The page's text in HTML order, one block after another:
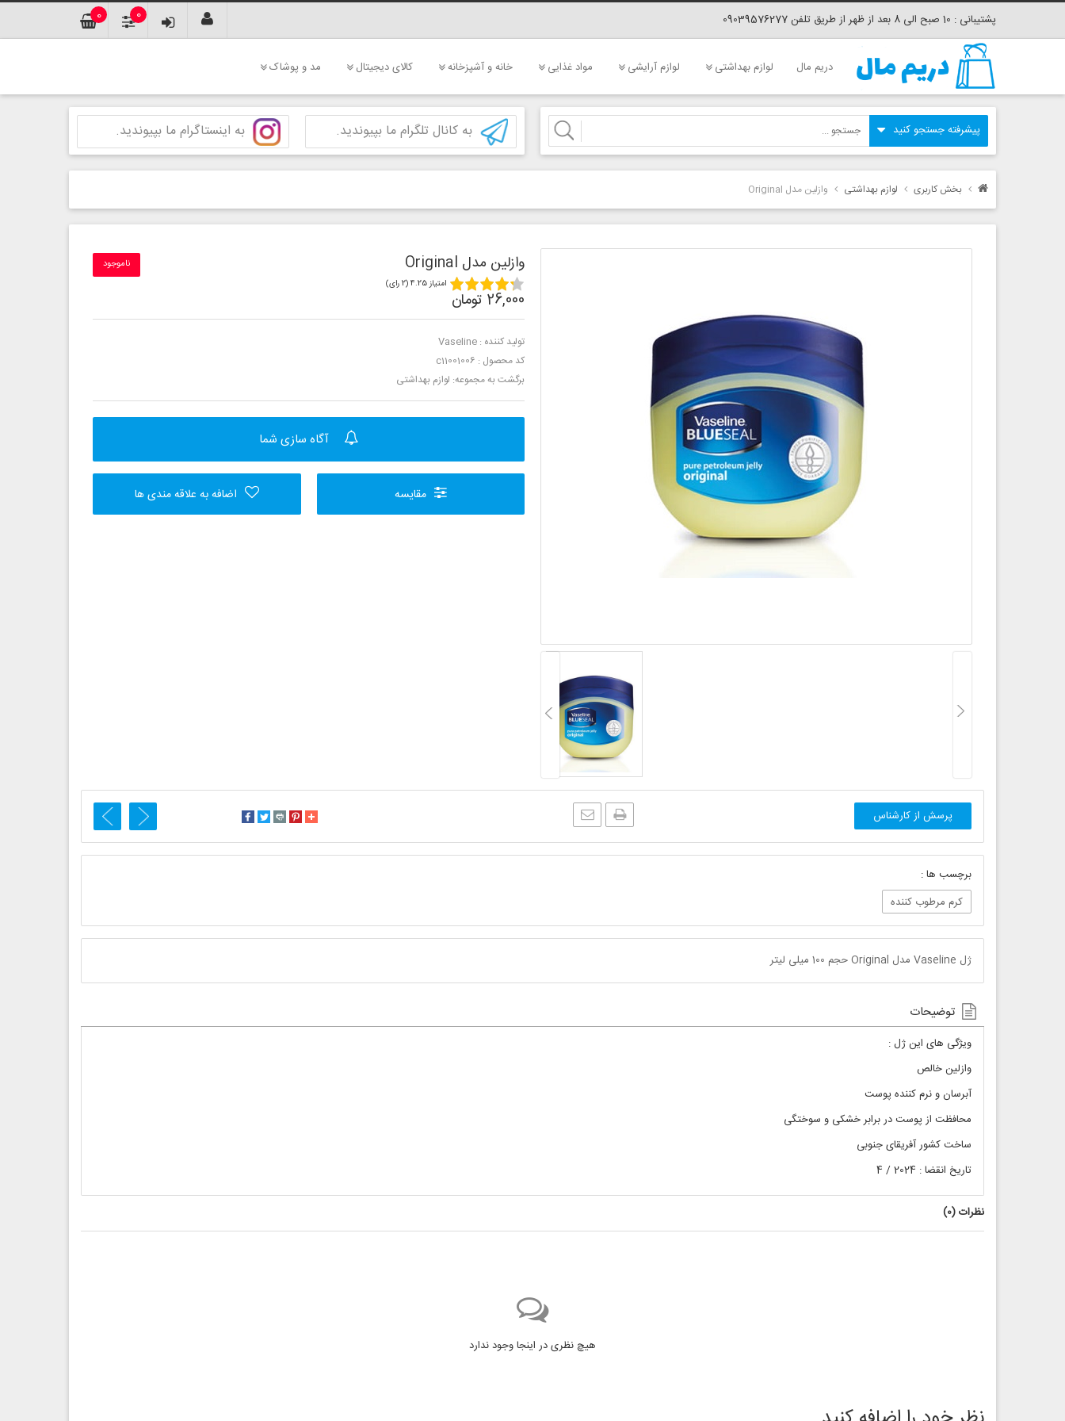
پشتیبانی : 10 صبح الی 8 بعد از ظهر از طریق تلفن 09039576277 0 0
دریم مال لوازم بهداشتی لوازم آرایشی مواد غذایی خانه و آشپزخانه کالای دیجیتال مد و پوشاک
به کانال تلگرام ما بپیوندید. به اینستاگرام ما بپیوندید.
بخش کاربری لوازم بهداشتی وازلین مدل Original
وازلین مدل Original ناموجود
امتیاز 4.25 (2 رای)
26,000 تومان
تولید کننده : Vaseline
کد محصول : c11001006
برگشت به مجموعه: لوازم بهداشتی
آگاه سازی شما
مقایسه اضافه به علاقه مندی ها
پرسش از کارشناس
برچسب ها :
کرم مرطوب کننده
ژل Vaseline مدل Original حجم 100 میلی لیتر
توضیحات
ویژگی های این ژل :
وازلین خالص
آبرسان و نرم کننده پوست
محافظت از پوست در برابر خشکی و سوختگی
ساخت کشور آفریقای جنوبی
تاریخ انقضا : 2024 / 4
نظرات (0
)
هیچ نظری در اینجا وجود ندارد